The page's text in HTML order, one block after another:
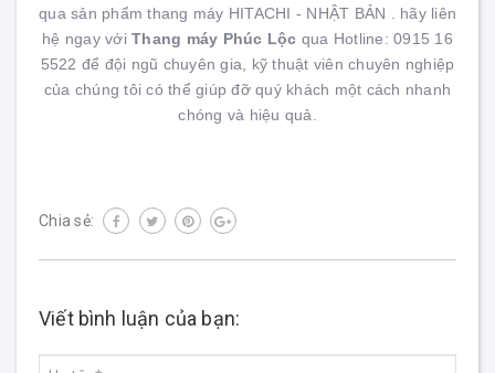
qua sản phẩm thang máy HITACHI - NHẬT BẢN . hãy liên
hệ ngay vớiThang máy Phúc Lộc qua Hotline: 0915 16
5522 để đội ngũ chuyên gia, kỹ thuật viên chuyên nghiệp
của chúng tôi có thể giúp đỡ quý khách một cách nhanh
chóng và hiệu quả.
Chia sẻ:
Viết bình luận của bạn: